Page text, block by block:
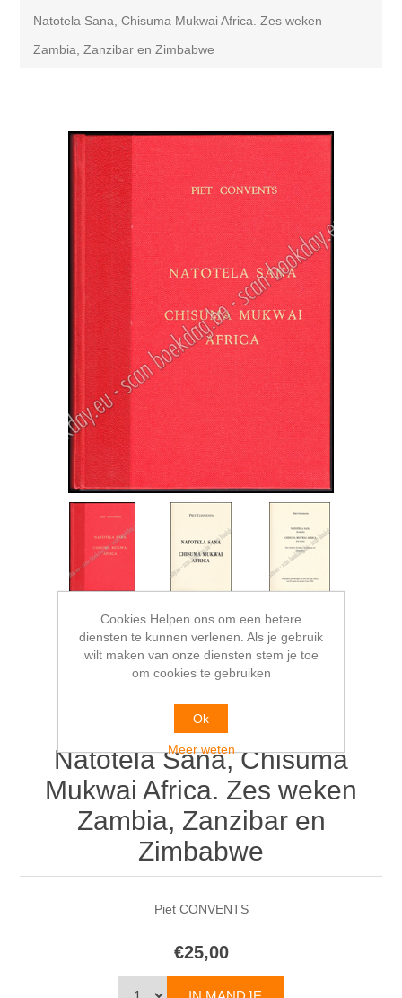
Natotela Sana, Chisuma Mukwai Africa. Zes weken
Zambia, Zanzibar en Zimbabwe
Natotela Sana, Chisuma
Mukwai Africa. Zes weken
Zambia, Zanzibar en
Zimbabwe
Piet CONVENTS
€25,00
Cookies Helpen ons om een betere
diensten te kunnen verlenen. Als je gebruik
wilt maken van onze diensten stem je toe
om cookies te gebruiken
Ok
Meer weten